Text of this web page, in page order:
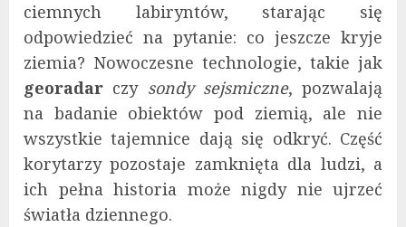
ciemnych labiryntów, starając się
odpowiedzieć na pytanie: co jeszcze kryje
ziemia? Nowoczesne technologie, takie jak
georadar czy sondy sejsmiczne, pozwalają
na badanie obiektów pod ziemią, ale nie
wszystkie tajemnice dają się odkryć. Część
korytarzy pozostaje zamknięta dla ludzi, a
ich pełna historia może nigdy nie ujrzeć
światła dziennego.